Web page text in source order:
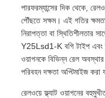
পারফরম্যান্সের দিক থেকে,
পৌঁছতে সক্ষম। এই গতির ক্ষমতা
নিরাপত্তা বা স্থিতিশীলতার
Y25Lsd1-K বগি টাইপ এবং
ওয়াগনকে বিভিন্ন রেল
পরিবহন দক্ষতা অপ্টিমাইজ করা
রেলওয়ে ফ্ল্যাট ওয়াগনের